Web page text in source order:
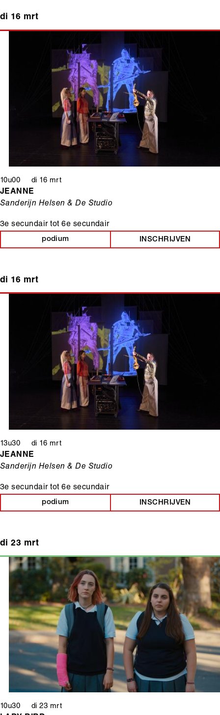
di 16 mrt
10u00 di 16 mrt
3e secundairtot6e secundair
JEANNE
Sanderijn Helsen & De Studio
podium INSCHRIJVEN
di 16 mrt
13u30 di 16 mrt
3e secundairtot6e secundair
JEANNE
Sanderijn Helsen & De Studio
podium INSCHRIJVEN
di 23 mrt
10u30 di 23 mrt